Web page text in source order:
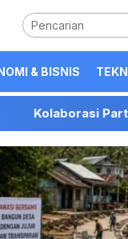
& BISNIS
PartiLibur